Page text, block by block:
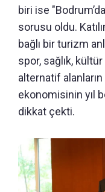
biri ise
sorusu oldu.
bağlı bir turizm
spor, sağlık,
alternatif
ekonomisinin yıl
dikkat çekti.